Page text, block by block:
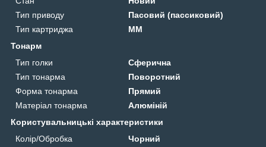
Тип приводу
Пасовий (пассиковий)
Тип картриджа
MM
Тонарм
Тип голки
Сферична
Тип тонарма
Поворотний
Форма тонарма
Прямий
Матеріал тонарма
Алюміній
Користувальницькі характеристики
Колір/Обробка
Чорний